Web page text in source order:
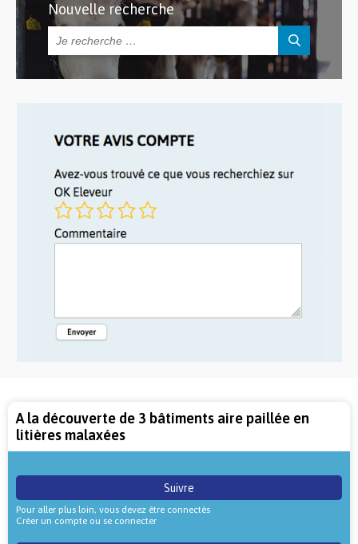
Nouvelle recherche
A la découverte de 3 bâtiments aire paillée en
litières malaxées
Suivre
Pour aller plus loin, vous devez être connectés
Créer un compte ou se connecter